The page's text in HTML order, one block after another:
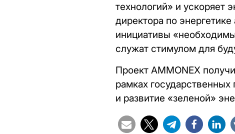
технологий» и ускоряет
директора по
инициативы
служат стимулом для
Проект AMMONEX
рамках
и развитие «зеленой»